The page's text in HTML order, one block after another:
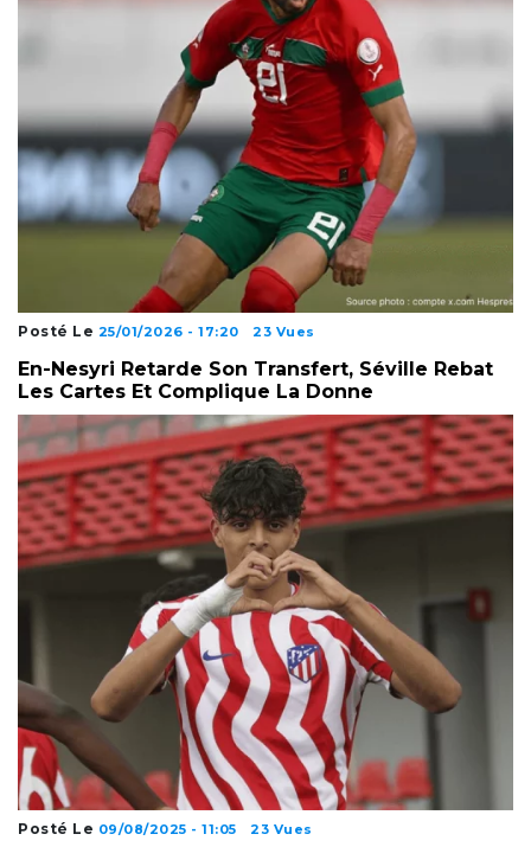
Posté Le 25/01/2026 - 17:20 23 Vues
En-Nesyri Retarde Son Transfert, Séville Rebat
Les Cartes Et Complique La Donne
Posté Le 09/08/2025 - 11:05 23 Vues